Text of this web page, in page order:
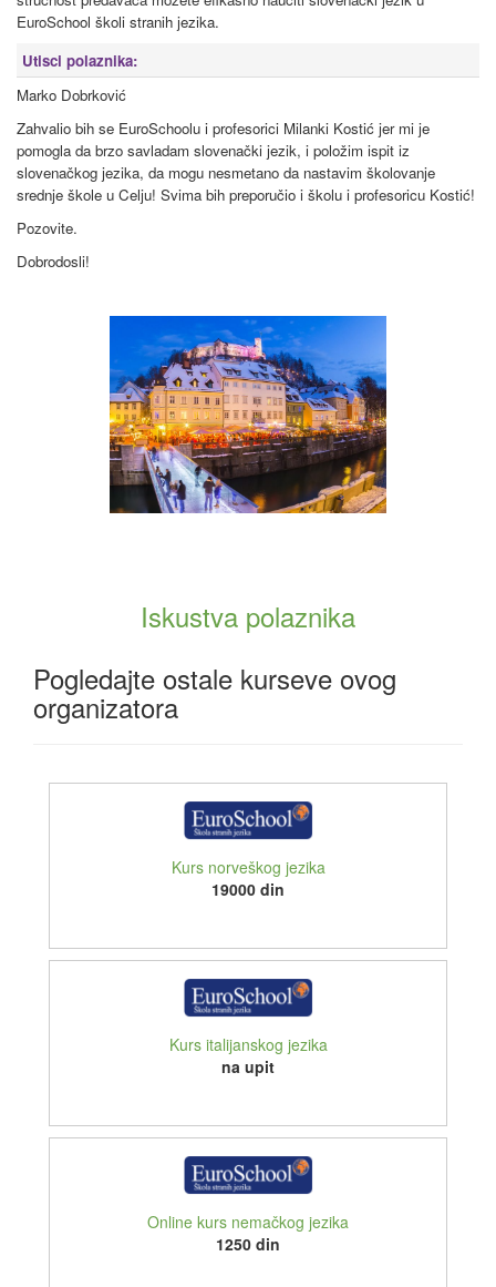
EuroSchool školi stranih jezika.
Utisci polaznika:
Marko Dobrković
Zahvalio bih se EuroSchoolu i profesorici Milanki Kostić jer mi je
pomogla da brzo savladam slovenački jezik, i položim ispit iz
slovenačkog jezika, da mogu nesmetano da nastavim školovanje
srednje škole u Celju! Svima bih preporučio i školu i profesoricu Kostić!
Pozovite.
Dobrodosli!
Iskustva polaznika
Pogledajte ostale kurseve ovog
organizatora
Kurs norveškog jezika
19000 din
Kurs italijanskog jezika
na upit
Online kurs nemačkog jezika
1250 din